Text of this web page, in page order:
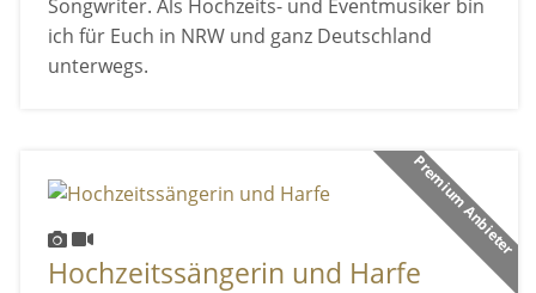
Songwriter. Als Hochzeits- und Eventmusiker bin
ich für Euch in NRW und ganz Deutschland
unterwegs.
Premium Anbieter
Hochzeitssängerin und Harfe